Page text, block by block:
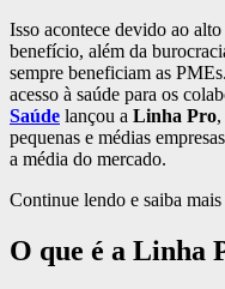
Isso acontece devido ao
benefício, além da
sempre beneficiam as
acesso à saúde para os
Saúde lançou a Linha Pro
pequenas e médias
a média do mercado.
Continue lendo e saiba
O que é a Linha